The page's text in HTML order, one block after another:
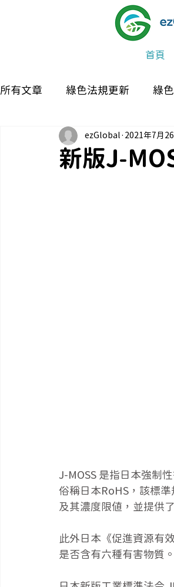
首頁
所有文章 綠色法規更新 綠
最新消息及活動
新版J-
ezGlobal 2021年7月
J-MOSS 是指日本強制
俗稱日本RoHS，該標
及其濃度限值，並提供
此外日本《促進資源有
是否含有六種有害物質。